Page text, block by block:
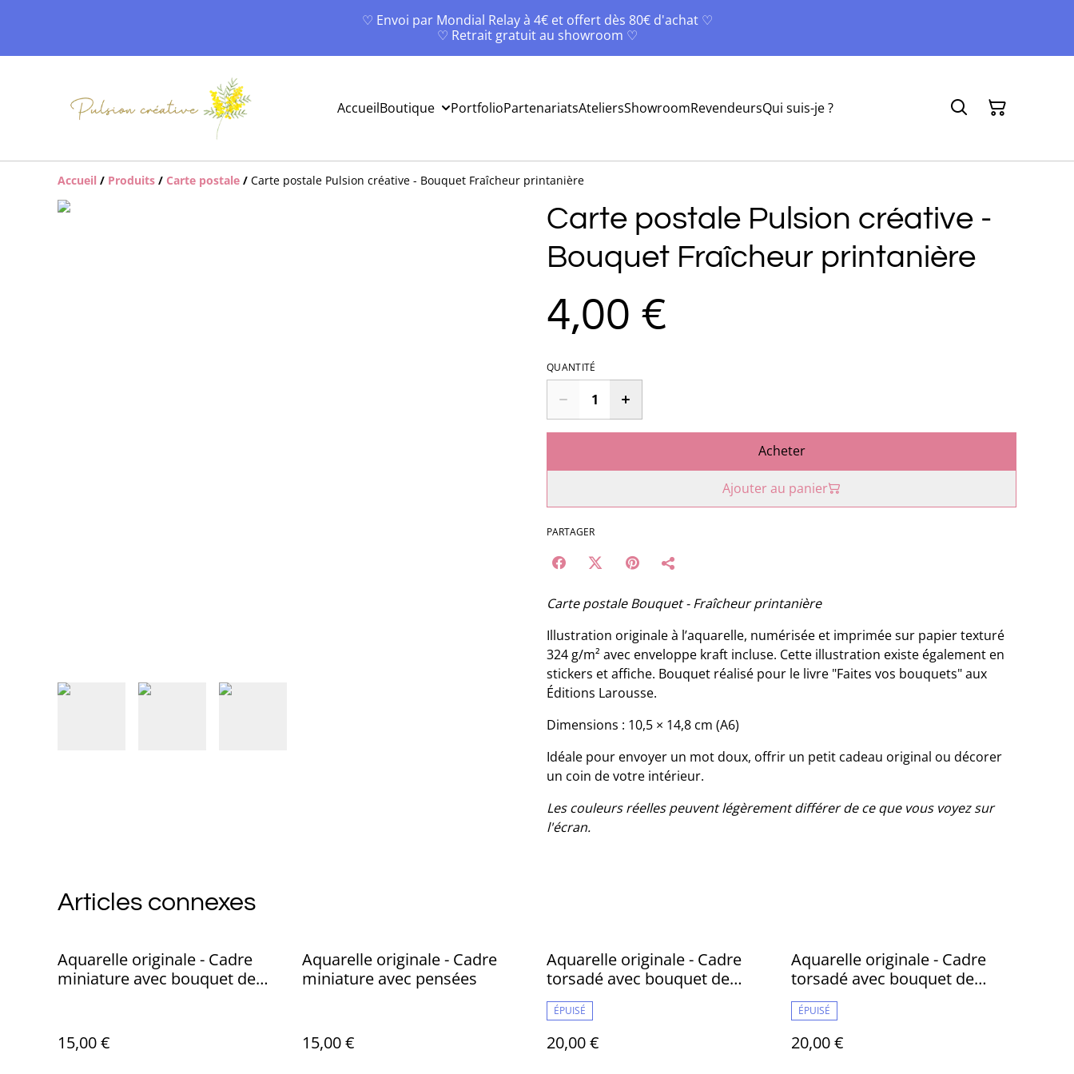
♡ Envoi par Mondial Relay à 4€ et offert dès 80€ d'achat ♡
♡ Retrait gratuit au showroom ♡
AccueilBoutique PortfolioPartenariatsAteliersShowroomRevendeursQui suis-je ?
Accueil / Produits / Carte postale / Carte postale Pulsion créative - Bouquet Fraîcheur printanière
Carte postale Pulsion créative -
Bouquet Fraîcheur printanière
4,00 €
QUANTITÉ
Acheter
Ajouter au panier
PARTAGER
Carte postale Bouquet - Fraîcheur printanière
Illustration originale à l’aquarelle, numérisée et imprimée sur papier texturé
324 g/m² avec enveloppe kraft incluse. Cette illustration existe également en
stickers et affiche. Bouquet réalisé pour le livre "Faites vos bouquets" aux
Éditions Larousse.
Dimensions : 10,5 × 14,8 cm (A6)
Idéale pour envoyer un mot doux, offrir un petit cadeau original ou décorer
un coin de votre intérieur.
Les couleurs réelles peuvent légèrement différer de ce que vous voyez sur
l'écran.
Articles connexes
Aquarelle originale - Cadre
miniature avec bouquet de
15,00 €
Aquarelle originale - Cadre
miniature avec pensées
15,00 €
Aquarelle originale - Cadre
torsadé avec bouquet de
fleurs
ÉPUISÉ
20,00 €
Aquarelle originale - Cadre
torsadé avec bouquet de
Mimosa
ÉPUISÉ
20,00 €